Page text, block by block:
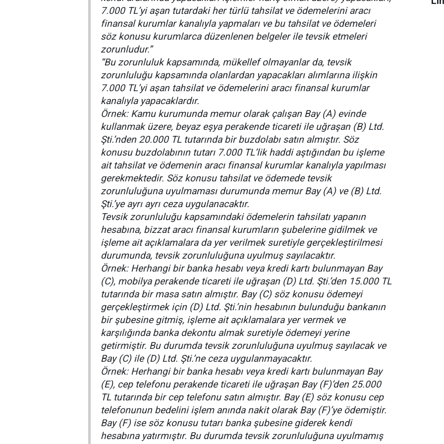
7.000 TL’yi aşan tutardaki her türlü tahsilat ve ödemelerini aracı
finansal kurumlar kanalıyla yapmaları ve bu tahsilat ve ödemeleri
söz konusu kurumlarca düzenlenen belgeler ile tevsik etmeleri
zorunludur.”
“Bu zorunluluk kapsamında, mükellef olmayanlar da, tevsik
zorunluluğu kapsamında olanlardan yapacakları alımlarına ilişkin
7.000 TL’yi aşan tahsilat ve ödemelerini aracı finansal kurumlar
kanalıyla yapacaklardır.
Örnek: Kamu kurumunda memur olarak çalışan Bay (A) evinde
kullanmak üzere, beyaz eşya perakende ticareti ile uğraşan (B) Ltd.
Şti.’nden 20.000 TL tutarında bir buzdolabı satın almıştır. Söz
konusu buzdolabının tutarı 7.000 TL’lik haddi aştığından bu işleme
ait tahsilat ve ödemenin aracı finansal kurumlar kanalıyla yapılması
gerekmektedir. Söz konusu tahsilat ve ödemede tevsik
zorunluluğuna uyulmaması durumunda memur Bay (A) ve (B) Ltd.
Şti.’ye ayrı ayrı ceza uygulanacaktır.
Tevsik zorunluluğu kapsamındaki ödemelerin tahsilatı yapanın
hesabına, bizzat aracı finansal kurumların şubelerine gidilmek ve
işleme ait açıklamalara da yer verilmek suretiyle gerçekleştirilmesi
durumunda, tevsik zorunluluğuna uyulmuş sayılacaktır.
Örnek: Herhangi bir banka hesabı veya kredi kartı bulunmayan Bay
(C), mobilya perakende ticareti ile uğraşan (D) Ltd. Şti.’den 15.000 TL
tutarında bir masa satın almıştır. Bay (C) söz konusu ödemeyi
gerçekleştirmek için (D) Ltd. Şti.’nin hesabının bulunduğu bankanın
bir şubesine gitmiş, işleme ait açıklamalara yer vermek ve
karşılığında banka dekontu almak suretiyle ödemeyi yerine
getirmiştir. Bu durumda tevsik zorunluluğuna uyulmuş sayılacak ve
Bay (C) ile (D) Ltd. Şti.’ne ceza uygulanmayacaktır.
Örnek: Herhangi bir banka hesabı veya kredi kartı bulunmayan Bay
(E), cep telefonu perakende ticareti ile uğraşan Bay (F)’den 25.000
TL tutarında bir cep telefonu satın almıştır. Bay (E) söz konusu cep
telefonunun bedelini işlem anında nakit olarak Bay (F)’ye ödemiştir.
Bay (F) ise söz konusu tutarı banka şubesine giderek kendi
hesabına yatırmıştır. Bu durumda tevsik zorunluluğuna uyulmamış